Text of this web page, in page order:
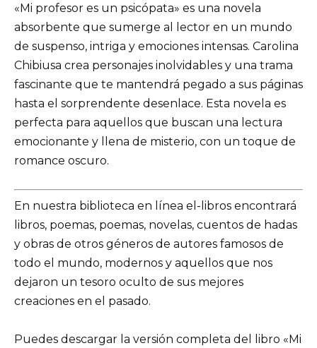
«Mi profesor es un psicópata» es una novela
absorbente que sumerge al lector en un mundo
de suspenso, intriga y emociones intensas. Carolina
Chibiusa crea personajes inolvidables y una trama
fascinante que te mantendrá pegado a sus páginas
hasta el sorprendente desenlace. Esta novela es
perfecta para aquellos que buscan una lectura
emocionante y llena de misterio, con un toque de
romance oscuro.
En nuestra biblioteca en línea el-libros encontrará
libros, poemas, poemas, novelas, cuentos de hadas
y obras de otros géneros de autores famosos de
todo el mundo, modernos y aquellos que nos
dejaron un tesoro oculto de sus mejores
creaciones en el pasado.
Puedes descargar la versión completa del libro «Mi